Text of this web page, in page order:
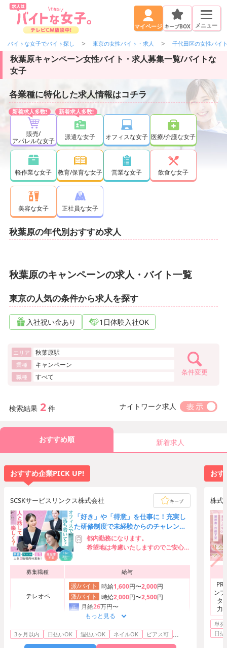
マイページ キープBOX メニュー
バイトな女子でバイト探し 東京の女性バイト・求人 千代田区の女性バイ
秋葉原キャンペーン女性バイト・求人募集一覧/バイトな
女子
各業種に特化した求人情報はコチラ
販売/
アパレルな女子
派遣な女子 オフィスな女子 医療/介護な女子
軽作業な女子 教育/保育な女子 営業な女子 飲食な女子
美容な女子 正社員な女子
秋葉原の年代別おすすめ求人
秋葉原のキャンペーンの求人・バイト一覧
東京の人気の条件から求人を探す
入社祝い金あり 1日体験入社OK
エリア 秋葉原駅
業種 キャンペーン
職種 すべて 条件変更
検索結果 2 件 ナイトワーク求人
おすすめ順 新着求人
おすすめ企業PICK UP!
SCSKサービスリンクス株式会社 キープ
「好き」や「得意」を仕事に！充実し
た研修制度で未経験からのチャレンジ
を応援◎交通費全額支給♪
都内勤務になります。
希望地は考慮いたしますのでご安心く
募集職種 給与
テレオペ
派/バイト 時給1,600円〜2,000円
派/バイト
時給2,000円〜2,500円
正 月給26万円〜
一般事務
派/バイト 時給 1,800円〜2,500円
正 月給26万円〜
もっと見る
3ヶ月以内 日払いOK 週払いOK ネイルOK ピアス可 ...
おす
株式
お仕
PR
ン
タ
力
単発
日